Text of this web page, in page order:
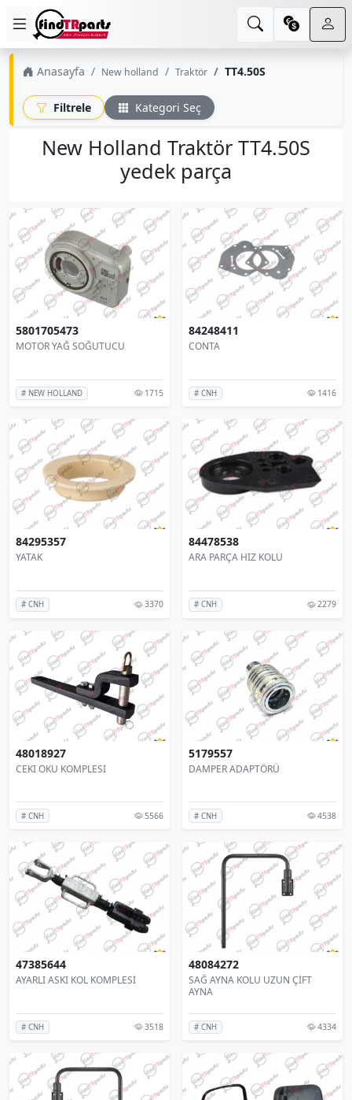
Anasayfa New holland Traktör TT4.50S
Filtrele Kategori Seç
New Holland Traktör TT4.50S
yedek parça
5801705473
MOTOR YAĞ SOĞUTUCU
# NEW HOLLAND 1715
84248411
CONTA
# CNH 1416
84295357
YATAK
# CNH 3370
84478538
ARA PARÇA HIZ KOLU
# CNH 2279
48018927
CEKI OKU KOMPLESI
# CNH 5566
5179557
DAMPER ADAPTÖRÜ
# CNH 4538
47385644
AYARLI ASKI KOL KOMPLESİ
# CNH 3518
48084272
SAĞ AYNA KOLU UZUN ÇİFT
AYNA
# CNH 4334